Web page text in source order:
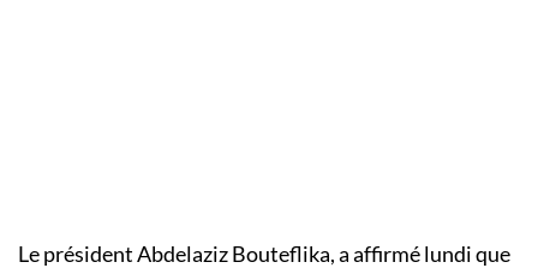
Le président Abdelaziz Bouteflika, a affirmé lundi que